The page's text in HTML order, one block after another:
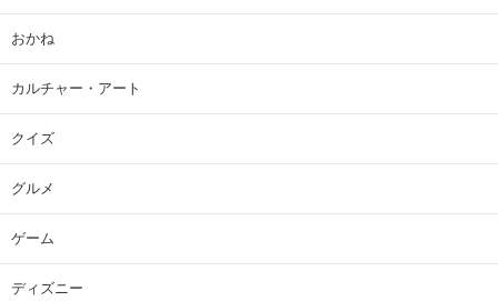
おかね
カルチャー・アート
クイズ
グルメ
ゲーム
ディズニー